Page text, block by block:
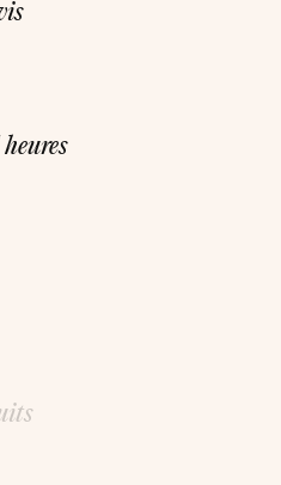
heures